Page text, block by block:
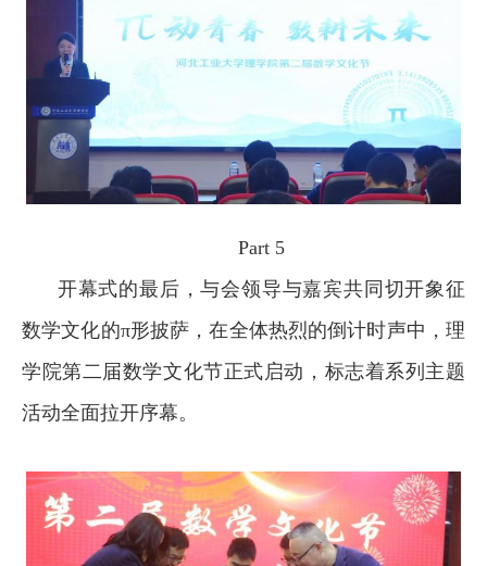
Part 5
开幕式的最后，与会领导与嘉宾共同切开象征
数学文化的π形披萨，在全体热烈的倒计时声中，理
学院第二届数学文化节正式启动，标志着系列主题
活动全面拉开序幕。